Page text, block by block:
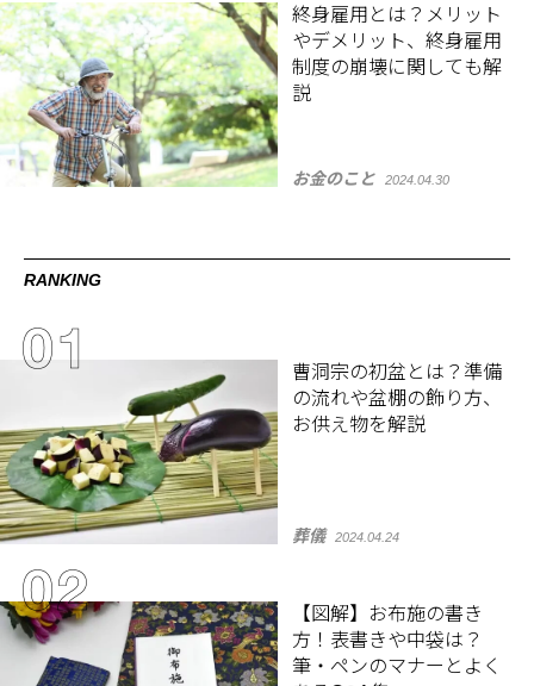
終身雇用とは？メリット
やデメリット、終身雇用
制度の崩壊に関しても解
説
お金のこと 2024.04.30
RANKING
曹洞宗の初盆とは？準備
の流れや盆棚の飾り方、
お供え物を解説
葬儀 2024.04.24
【図解】お布施の書き
方！表書きや中袋は？
筆・ペンのマナーとよく